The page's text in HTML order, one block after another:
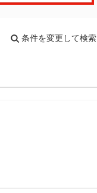
条件を変更して検索